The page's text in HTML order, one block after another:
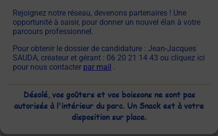
Rejoignez notre réseau, devenons partenaires ! Une
opportunité à saisir, pour donner un nouvel élan à votre
parcours professionnel.
Pour obtenir le dossier de candidature : Jean-Jacques
SAUDA, créateur et gérant : 06 20 21 14 43 ou cliquez ici
pour nous contacter par mail .
Désolé, vos goûters et vos boissons ne sont pas
autorisés à l'intérieur du parc. Un Snack est à votre
disposition sur place.